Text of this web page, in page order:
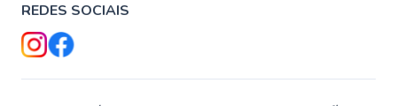
REDES SOCIAIS